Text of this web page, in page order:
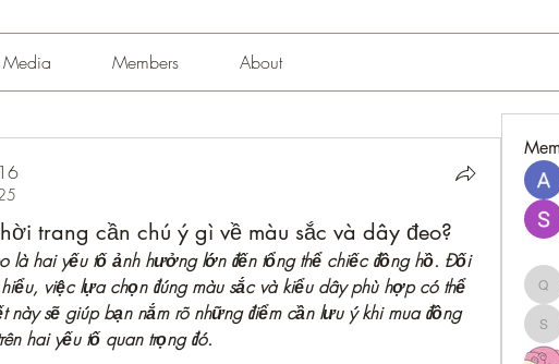
Media Members About
trang cần chú ý gì về màu sắc và dây đeo?
là hai yếu tố ảnh hưởng lớn đến tổng thể chiếc đồng hồ. Đối
việc lựa chọn đúng màu sắc và kiểu dây phù hợp có thể
này sẽ giúp bạn nắm rõ những điểm cần lưu ý khi mua đồng
hai yếu tố quan trọng đó.